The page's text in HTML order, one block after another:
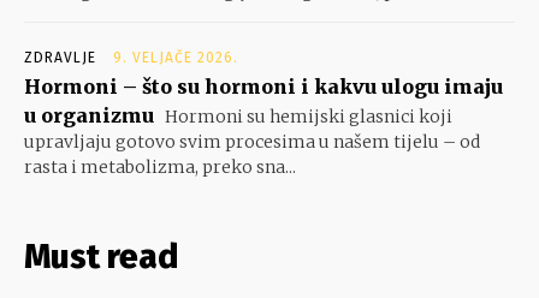
ZDRAVLJE 9. VELJAČE 2026.
Hormoni – što su hormoni i kakvu ulogu imaju
u organizmu Hormoni su hemijski glasnici koji
upravljaju gotovo svim procesima u našem tijelu – od
rasta i metabolizma, preko sna...
Must read